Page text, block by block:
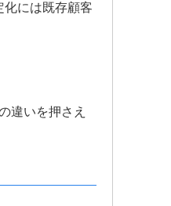
化には既存顧客
違いを押さえ